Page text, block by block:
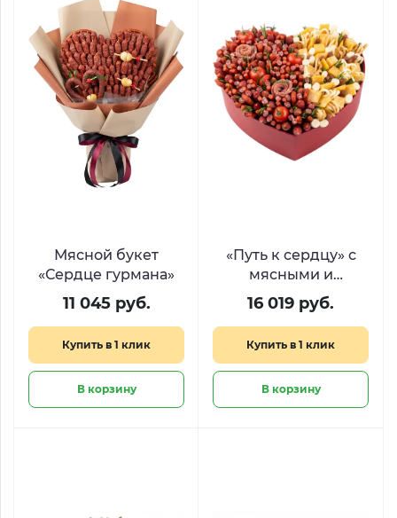
Мясной букет
«Сердце гурмана»
11 045 руб.
Купить в 1 клик
В корзину
«Путь к сердцу» с
мясными и
сырными
деликатесами
16 019 руб.
Купить в 1 клик
В корзину